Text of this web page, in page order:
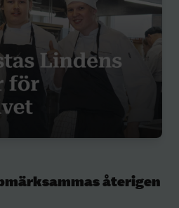
återigen